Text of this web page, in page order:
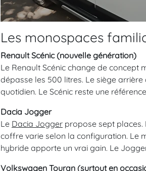
Les monospaces
Renault Scénic (nouvelle génération)
Le Renault Scénic change de concept
dépasse les 500 litres. Le siège
quotidien. Le Scénic reste une
Dacia Jogger
Le Dacia Jogger propose sept places.
coffre varie selon la configuration. Le
hybride apporte un vrai gain. Le
Volkswagen Touran (surtout en